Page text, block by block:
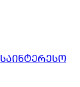
ᲡᲐᲘᲜᲢᲔᲠᲔᲡᲝ